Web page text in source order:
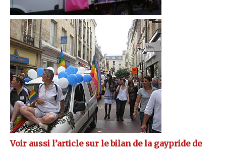
Voir aussi l’article sur le bilan de la gaypride de